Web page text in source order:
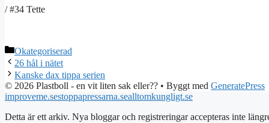
/ #34 Tette
Kategorier
Okategoriserad
26 hål i nätet
Kanske dax tippa serien
© 2026 Plastboll - en vit liten sak eller?? • Byggt med GeneratePress
improveme.sestoppapressarna.sealltomkungligt.se
Detta är ett arkiv. Nya bloggar och registreringar accepteras inte